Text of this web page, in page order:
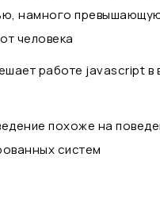
намного
человека
работе javascript в
похоже на
систем